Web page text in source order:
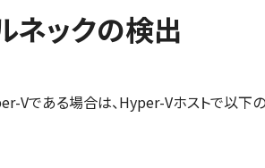
ネックの検出
Vである場合は、Hyper-Vホストで以下